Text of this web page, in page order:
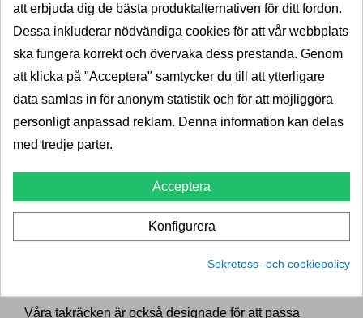
Hitta rätt takräcke för din
Mercedes CLS Shooting Brake
hos Dragkrokexperten
Hos Dragkrokexperten är det enkelt att hitta rätt
takräcke för din Mercedes CLS Shooting Brake. Vår
registreringsnummer och välja din bils takutformning,
så att du snabbt kan få fram rätt produkter som är
skräddarsydda för just din bilmodell. Vi erbjuder
Våra takräcken är också designade för att passa
att erbjuda dig de bästa produktalternativen för ditt fordon.
Dessa inkluderar nödvändiga cookies för att vår webbplats
ska fungera korrekt och övervaka dess prestanda. Genom
att klicka på "Acceptera" samtycker du till att ytterligare
data samlas in för anonym statistik och för att möjliggöra
personligt anpassad reklam. Denna information kan delas
med tredje parter.
Acceptera
Konfigurera
Sekretess- och cookiepolicy